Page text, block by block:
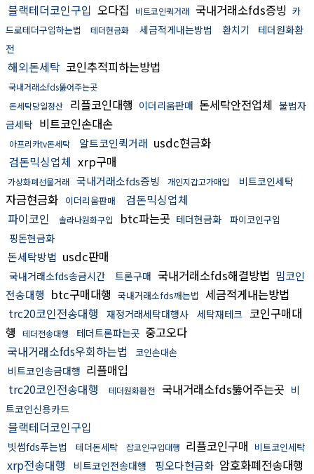
블랙테더코인구입 오다집 비트코인퀵거래 국내거래소fds증빙 카
드로테더구입하는법
테더현금화 세금적게내는방법 환치기
테더원화환
전
해외돈세탁 코인추적피하는방법
국내거래소fds뚫어주는곳
돈세탁당일정산
리플코인대행 이더리움판매 돈세탁안전업체 불법자
금세탁 비트코인손대손
아프리카tv돈세탁 알트코인퀵거래 usdc현금화
검돈믹싱업체 xrp구매
가상화폐선물거래 국내거래소fds증빙 개인지갑고가매입 비트코인세탁
자금현금화 이더리움판매
검돈믹싱업체
파이코인
솔라나원화구입 btc파는곳 테더현금화 파이코인구입
핑돈현금화
돈세탁방법 usdc판매
국내거래소fds송금시간 트론구매 국내거래소fds해결방법 밈코인
전송대행 btc구매대행 국내거래소fds깨는법 세금적게내는방법
trc20코인전송대행
재정거래세탁대행사 세탁재테크 코인구매대
행
테더전송대행 테더트론파는곳 중고오다
국내거래소fds우회하는법
코인손대손
비트코인송금대행 리플매입
trc20코인전송대행
테더원화환전 국내거래소fds뚫어주는곳 비
트코인신용카드
블랙테더코인구입
빗썸fds푸는법 테더돈세탁 잡코인구입대행 리플코인구매 비트코인세탁
xrp전송대행 비트코인전송대행 핑오다현금화 암호화폐전송대행